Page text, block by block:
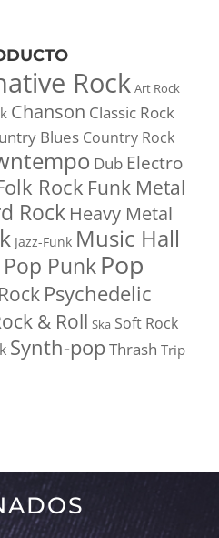
Rock Art Rock
Chanson Classic Rock
Blues Country Rock
Dub Electro
Rock Funk Metal
Rock Heavy Metal
Jazz-Funk Music Hall
Pop PunkPop
Psychedelic
& Roll Ska Soft Rock
Synth-popThrash Trip